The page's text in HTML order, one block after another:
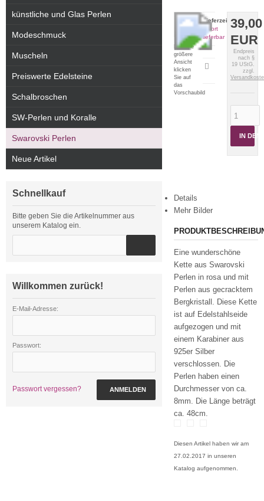
Für eine
größere
Ansicht
klicken
Sie auf
das
Vorschaubild
39,00
EUR
Endpreis
nach §
19 UStG.
zzgl.
IN DEN
Lieferzeit:
sofort
lieferbar
Artikeldatenblatt
drucken
Details
Mehr Bilder
Eine wunderschöne
Kette aus Swarovski
Perlen in rosa und mit
Perlen aus gecracktem
Bergkristall. Diese Kette
ist auf Edelstahlseide
aufgezogen und mit
einem Karabiner aus
925er Silber
verschlossen. Die
Perlen haben einen
Durchmesser von ca.
8mm. Die Länge beträgt
ca. 48cm.
Diesen Artikel haben wir am
27.02.2017 in unseren
Katalog aufgenommen.
künstliche und Glas Perlen
Modeschmuck
Muscheln
Preiswerte Edelsteine
Schalbroschen
SW-Perlen und Koralle
Swarovski Perlen
Neue Artikel
Schnellkauf
Bitte geben Sie die Artikelnummer aus
unserem Katalog ein.
Willkommen zurück!
E-Mail-Adresse:
Passwort:
Passwort vergessen? ANMELDEN